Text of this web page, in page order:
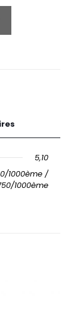
5,10
1000ème /
1000ème